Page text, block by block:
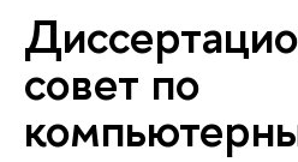
совет по